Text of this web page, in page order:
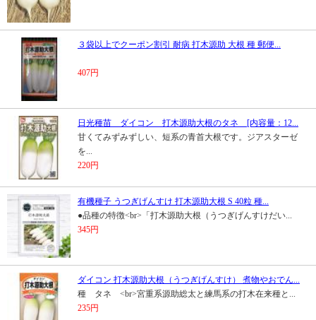
３袋以上でクーポン割引 耐病 打木源助 大根 種 郵便...
407円
日光種苗 ダイコン 打木源助大根のタネ [内容量：12...
甘くてみずみずしい、短系の青首大根です。ジアスターゼ
を...
220円
有機種子 うつぎげんすけ 打木源助大根 S 40粒 種...
●品種の特徴<br>「打木源助大根（うつぎげんすけだい...
345円
ダイコン 打木源助大根（うつぎげんすけ） 煮物やおでん...
種 タネ <br>宮重系源助総太と練馬系の打木在来種と...
235円